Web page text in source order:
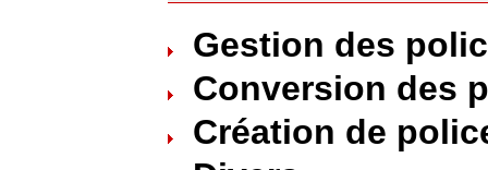
Gestion des
Conversion des
Création de